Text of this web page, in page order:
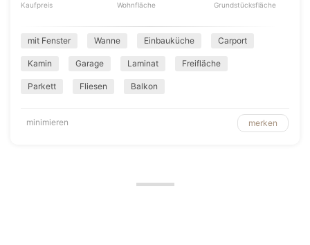
Kaufpreis Wohnfläche Grundstücksfläche
mit Fenster Wanne Einbauküche Carport
Kamin Garage Laminat Freifläche
Parkett Fliesen Balkon
minimieren merken